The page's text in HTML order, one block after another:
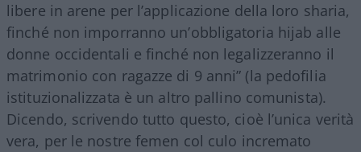
libere in arene per l’applicazione della loro sharia,
finché non imporranno un’obbligatoria hijab alle
donne occidentali e finché non legalizzeranno il
matrimonio con ragazze di 9 anni” (la pedofilia
istituzionalizzata è un altro pallino comunista).
Dicendo, scrivendo tutto questo, cioè l’unica verità
vera, per le nostre femen col culo incremato